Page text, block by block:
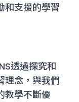
和支援的學習
透過探究和
理念，與我們
教學不斷優